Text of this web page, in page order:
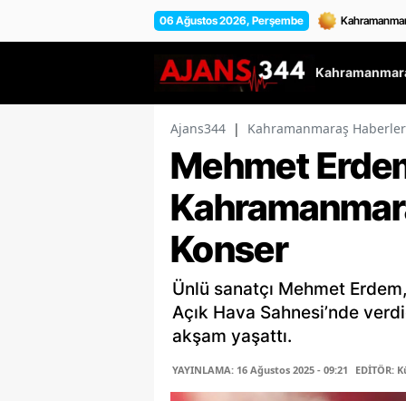
06 Ağustos 2026, Perşembe
Ajans344 | Kahramanmaraş
Mehmet
Konser
Ünlü sanatçı Mehmet
Açık Hava Sahnesi’nde
akşam yaşattı.
YAYINLAMA: 16 Ağustos 2025 - 09:21 EDİTÖR: